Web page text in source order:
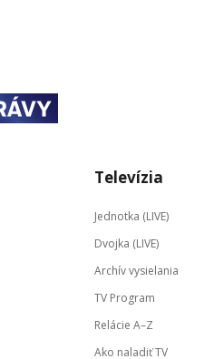
Televízia
Jednotka (LIVE)
Dvojka (LIVE)
Archív vysielania
TV Program
Relácie A–Z
Ako naladiť TV